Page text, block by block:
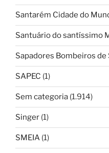
Santarém Cidade do
Santuário do santíssimo
Sapadores Bombeiros de
SAPEC (1)
Sem categoria (1.914)
Singer (1)
SMEIA (1)